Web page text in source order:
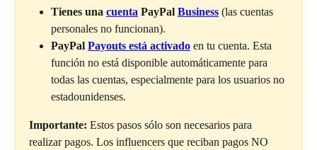
Tienes una cuenta PayPal Business (las cuentas
personales no funcionan).
PayPal Payouts está activado en tu cuenta. Esta
función no está disponible automáticamente para
todas las cuentas, especialmente para los usuarios no
estadounidenses.
Importante: Estos pasos sólo son necesarios para
realizar pagos. Los influencers que reciban pagos NO